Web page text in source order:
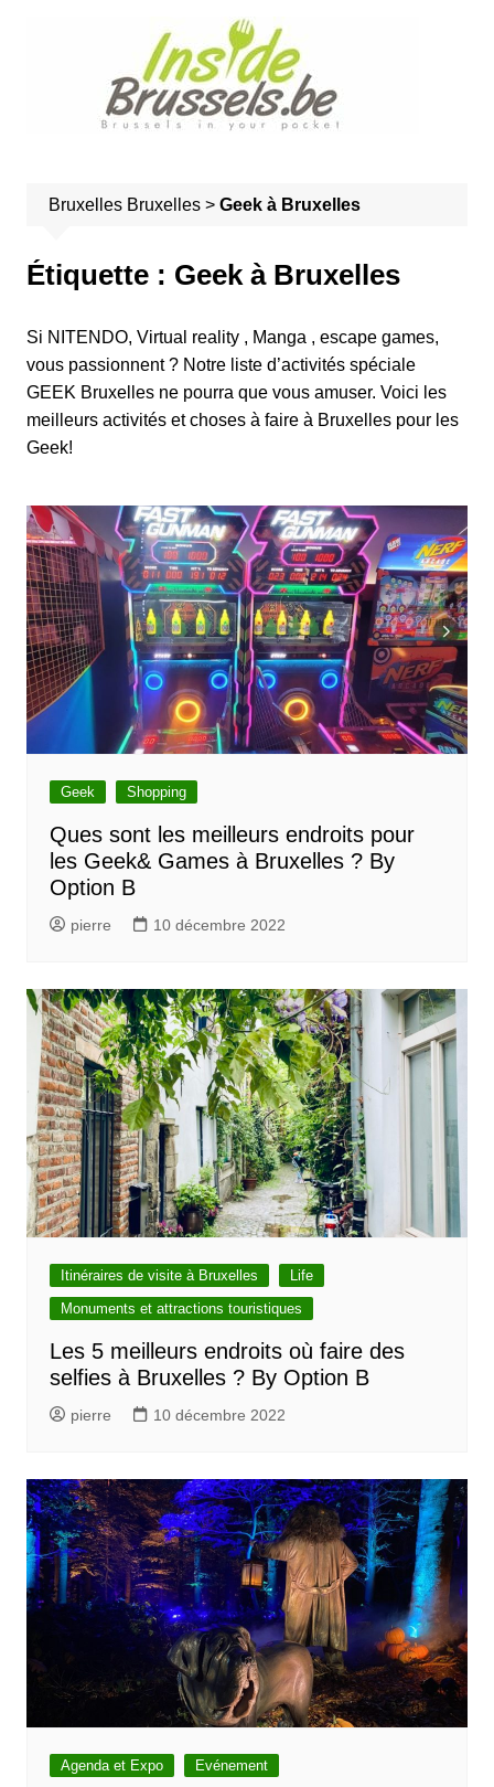
Bruxelles Bruxelles> Geek à Bruxelles
Étiquette : Geek à Bruxelles
Si NITENDO, Virtual reality , Manga , escape games,
vous passionnent ? Notre liste d’activités spéciale
GEEK Bruxelles ne pourra que vous amuser. Voici les
meilleurs activités et choses à faire à Bruxelles pour les
Geek!
Geek Shopping
Ques sont les meilleurs endroits pour
les Geek& Games à Bruxelles ? By
Option B
pierre 10 décembre 2022
Itinéraires de visite à Bruxelles
Life
Monuments et attractions touristiques
Les 5 meilleurs endroits où faire des
selfies à Bruxelles ? By Option B
pierre 10 décembre 2022
Agenda et Expo Evénement